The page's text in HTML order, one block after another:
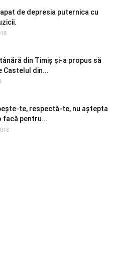
de depresia puternica cu
tânără din Timiș și-a propus să
Castelul din...
te, respectă-te, nu aștepta
facă pentru...